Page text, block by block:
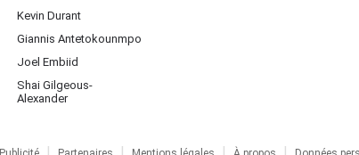
Kevin Durant
Giannis Antetokounmpo
Joel Embiid
Shai Gilgeous-
Alexander